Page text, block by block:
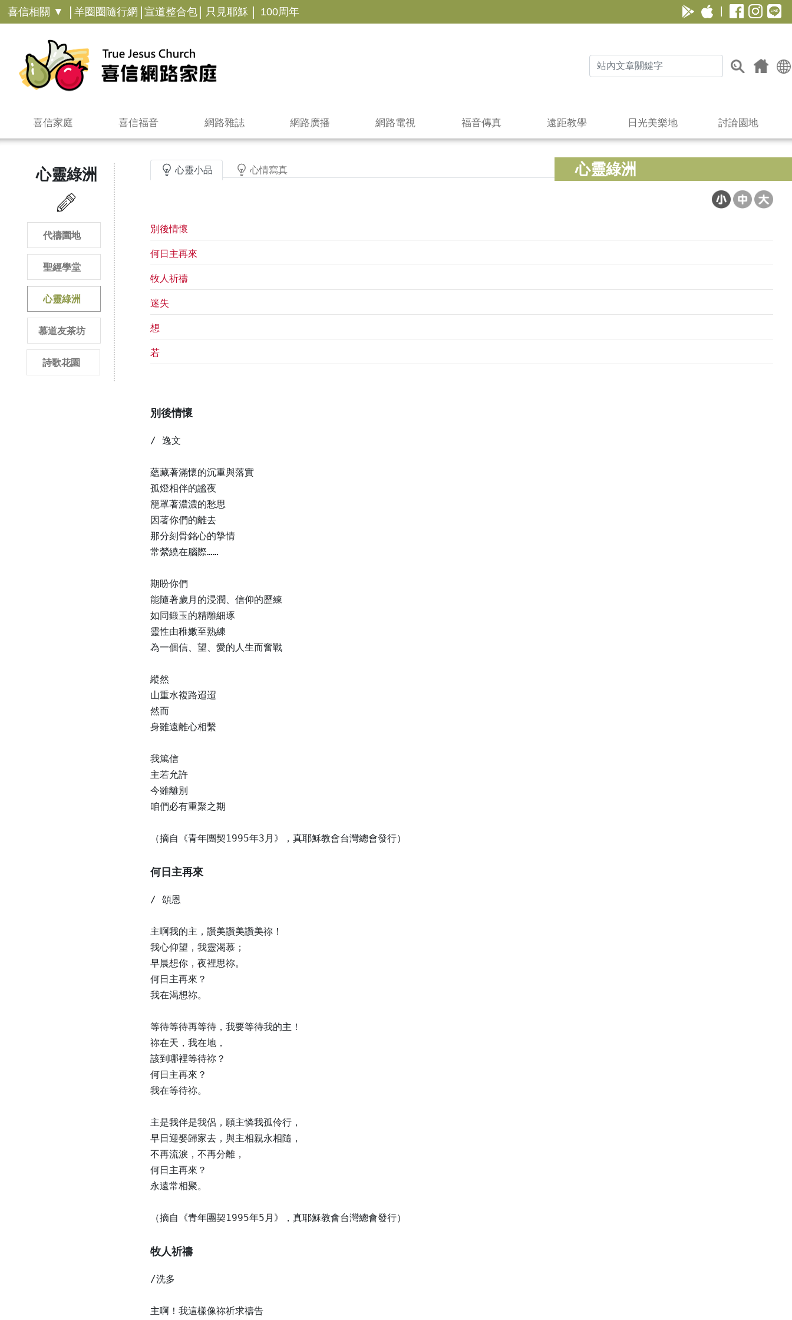
喜信相關 ▼ | 羊圈圈隨行網 | 宣道整合包 | 只見耶穌 | 100周年
喜信家庭 喜信福音 網路雜誌 網路廣播 網路電視 福音傳真 遠距教學 日光美樂地 討論園地
心靈綠洲
心靈綠洲
代禱園地
聖經學堂
心靈綠洲
慕道友茶坊
詩歌花園
心靈小品 心情寫真
別後情懷
何日主再來
牧人祈禱
迷失
想
若
別後情懷
/ 逸文
蘊藏著滿懷的沉重與落實
孤燈相伴的謐夜
籠罩著濃濃的愁思
因著你們的離去
那分刻骨銘心的摯情
常縈繞在腦際……
期盼你們
能隨著歲月的浸潤、信仰的歷練
如同鍛玉的精雕細琢
靈性由稚嫩至熟練
為一個信、望、愛的人生而奮戰
縱然
山重水複路迢迢
然而
身雖遠離心相繫
我篤信
主若允許
今雖離別
咱們必有重聚之期
（摘自《青年團契1995年3月》，真耶穌教會台灣總會發行）
何日主再來
/ 頌恩
主啊我的主，讚美讚美讚美祢！
我心仰望，我靈渴慕；
早晨想你，夜裡思祢。
何日主再來？
我在渴想祢。
等待等待再等待，我要等待我的主！
祢在天，我在地，
該到哪裡等待祢？
何日主再來？
我在等待祢。
主是我伴是我侶，願主憐我孤伶行，
早日迎娶歸家去，與主相親永相隨，
不再流淚，不再分離，
何日主再來？
永遠常相聚。
（摘自《青年團契1995年5月》，真耶穌教會台灣總會發行）
牧人祈禱
/洗多
主啊！我這樣像祢祈求禱告